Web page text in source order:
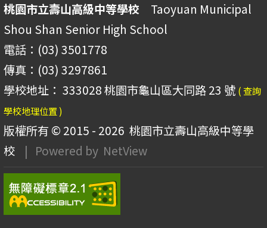
桃園市立壽山高級中等學校 Taoyuan Municipal
Shou Shan Senior High School
電話：(03) 3501778
傳真：(03) 3297861
學校地址： 333028 桃園市龜山區大同路 23 號 ( 查詢
學校地理位置 )
版權所有 © 2015 - 2026 桃園市立壽山高級中等學
校
| Powered by NetView